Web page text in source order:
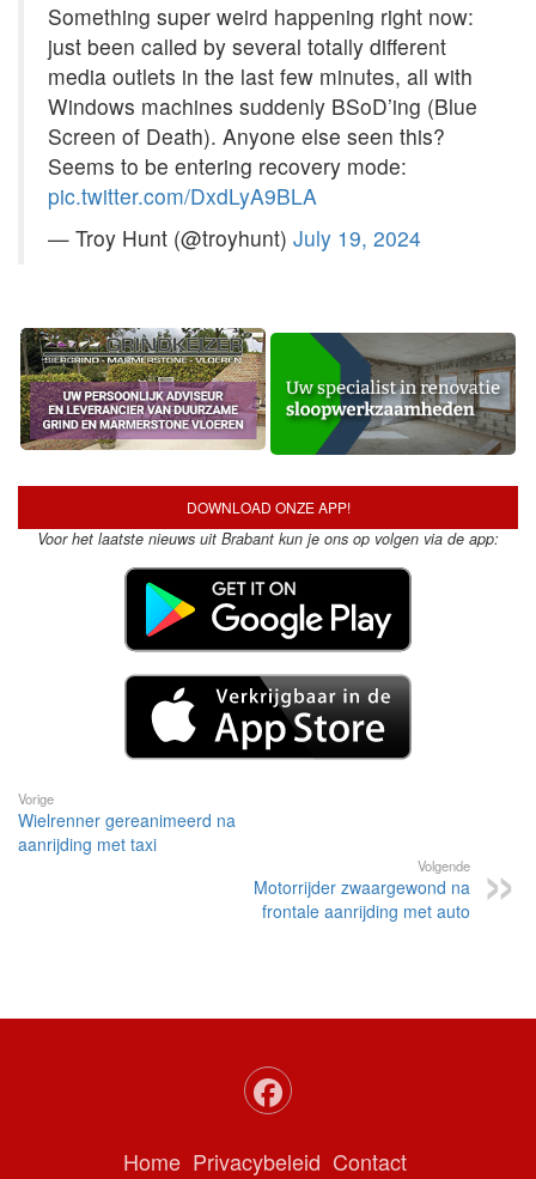
Something super weird happening right now:
just been called by several totally different
media outlets in the last few minutes, all with
Windows machines suddenly BSoD’ing (Blue
Screen of Death). Anyone else seen this?
Seems to be entering recovery mode:
pic.twitter.com/DxdLyA9BLA
— Troy Hunt (@troyhunt) July 19, 2024
DOWNLOAD ONZE APP!
Voor het laatste nieuws uit Brabant kun je ons op volgen via de app:
Vorige
Wielrenner gereanimeerd na
aanrijding met taxi
Volgende
Motorrijder zwaargewond na
frontale aanrijding met auto
Home Privacybeleid Contact